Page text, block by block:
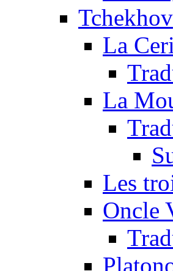
Tchekhov
La
La
Les
Oncle